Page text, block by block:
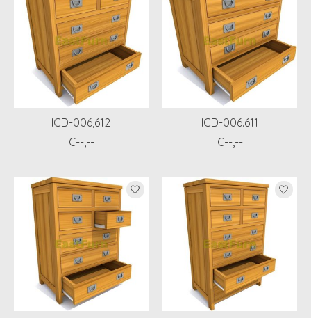
ICD-006,612
€--,--
ICD-006.611
€--,--